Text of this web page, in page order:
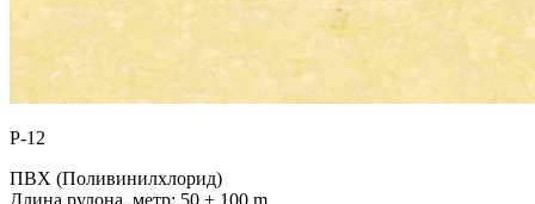
P-12
ПВХ (Поливинилхлорид)
Длина рулона, метр: 50 + 100 m